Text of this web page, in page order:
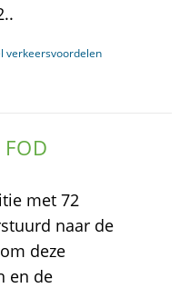
verkeersvoordelen
met 72
naar de
deze
en de